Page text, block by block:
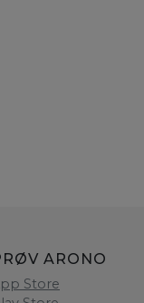
ARONO
Store